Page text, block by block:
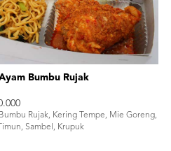
Bumbu Rujak
Rujak, Kering Tempe, Mie Goreng,
Sambel, Krupuk